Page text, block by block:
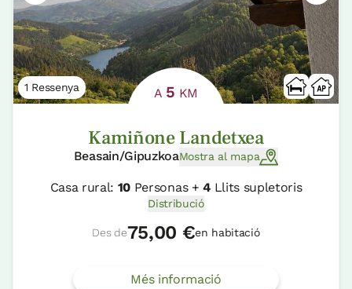
1 Ressenya A 5 KM
Kamiñone Landetxea
Beasain/GipuzkoaMostra al mapa
Casa rural: 10 Personas +4Llits supletoris
Distribució
Des de75,00 €en habitació
Més informació